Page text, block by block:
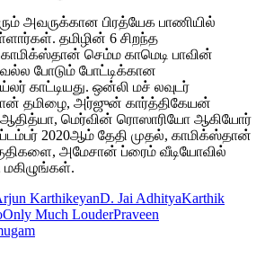
அவருக்கான பிரத்யேக பாணியில்
தமிழின் 6 சிறந்த
செம்ம காமெடி பாவின்
போடும் போட்டிக்கான
காட்டியது. ஒன்லி மச் லவுடர்
தமிழை, அர்ஜுன் கார்த்திகேயன்
ஆதித்யா, மெர்வின் ரொஸாரியோ ஆகியோர்
2020ஆம் தேதி முதல், காமிக்ஸ்தான்
அமேசான் ப்ரைம் வீடியோவில்
KarthikeyanD. Jai AdhityaKarthik
Only Much LouderPraveen